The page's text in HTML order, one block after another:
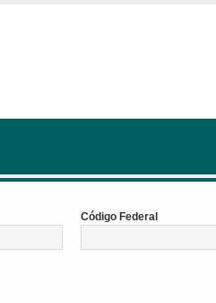
Código Federal